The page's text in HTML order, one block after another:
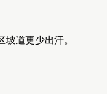
道更少出汗。